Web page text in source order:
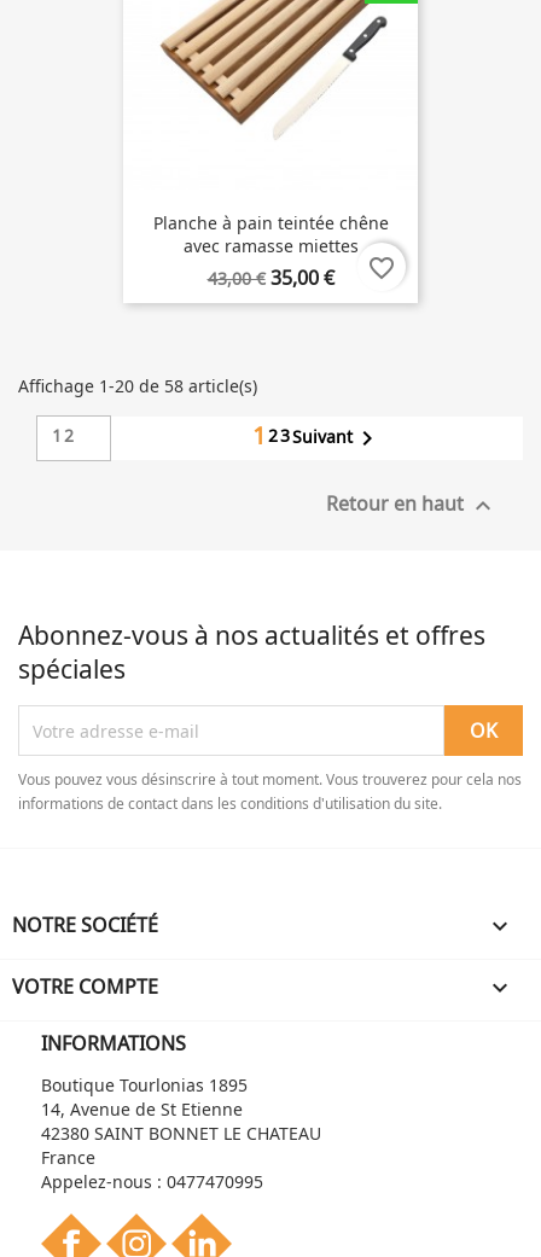
Planche à pain teintée chêne
avec ramasse miettes
43,00 € 35,00 € favorite_border
Affichage 1-20 de 58 article(s)
12 1 23Suivant
Retour en haut 
Abonnez-vous à nos actualités et offres
spéciales
Vous pouvez vous désinscrire à tout moment. Vous trouverez pour cela nos
informations de contact dans les conditions d'utilisation du site.
NOTRE SOCIÉTÉ 
VOTRE COMPTE 
INFORMATIONS
Boutique Tourlonias 1895
14, Avenue de St Etienne
42380 SAINT BONNET LE CHATEAU
France
Appelez-nous : 0477470995